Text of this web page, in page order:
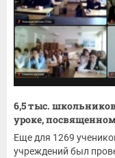
6,5 тыс.
уроке,
Еще для 1269
учреждений был